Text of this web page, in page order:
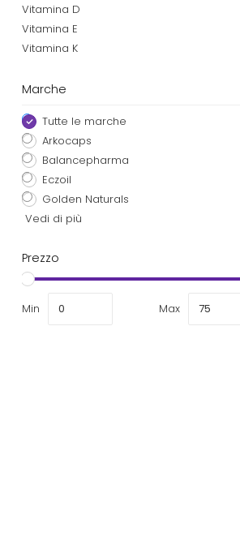
Vitamina D
Vitamina E
Vitamina K
Marche
Tutte le marche
Arkocaps
Balancepharma
Eczoil
Golden Naturals
Vedi di più
Prezzo
Min Max